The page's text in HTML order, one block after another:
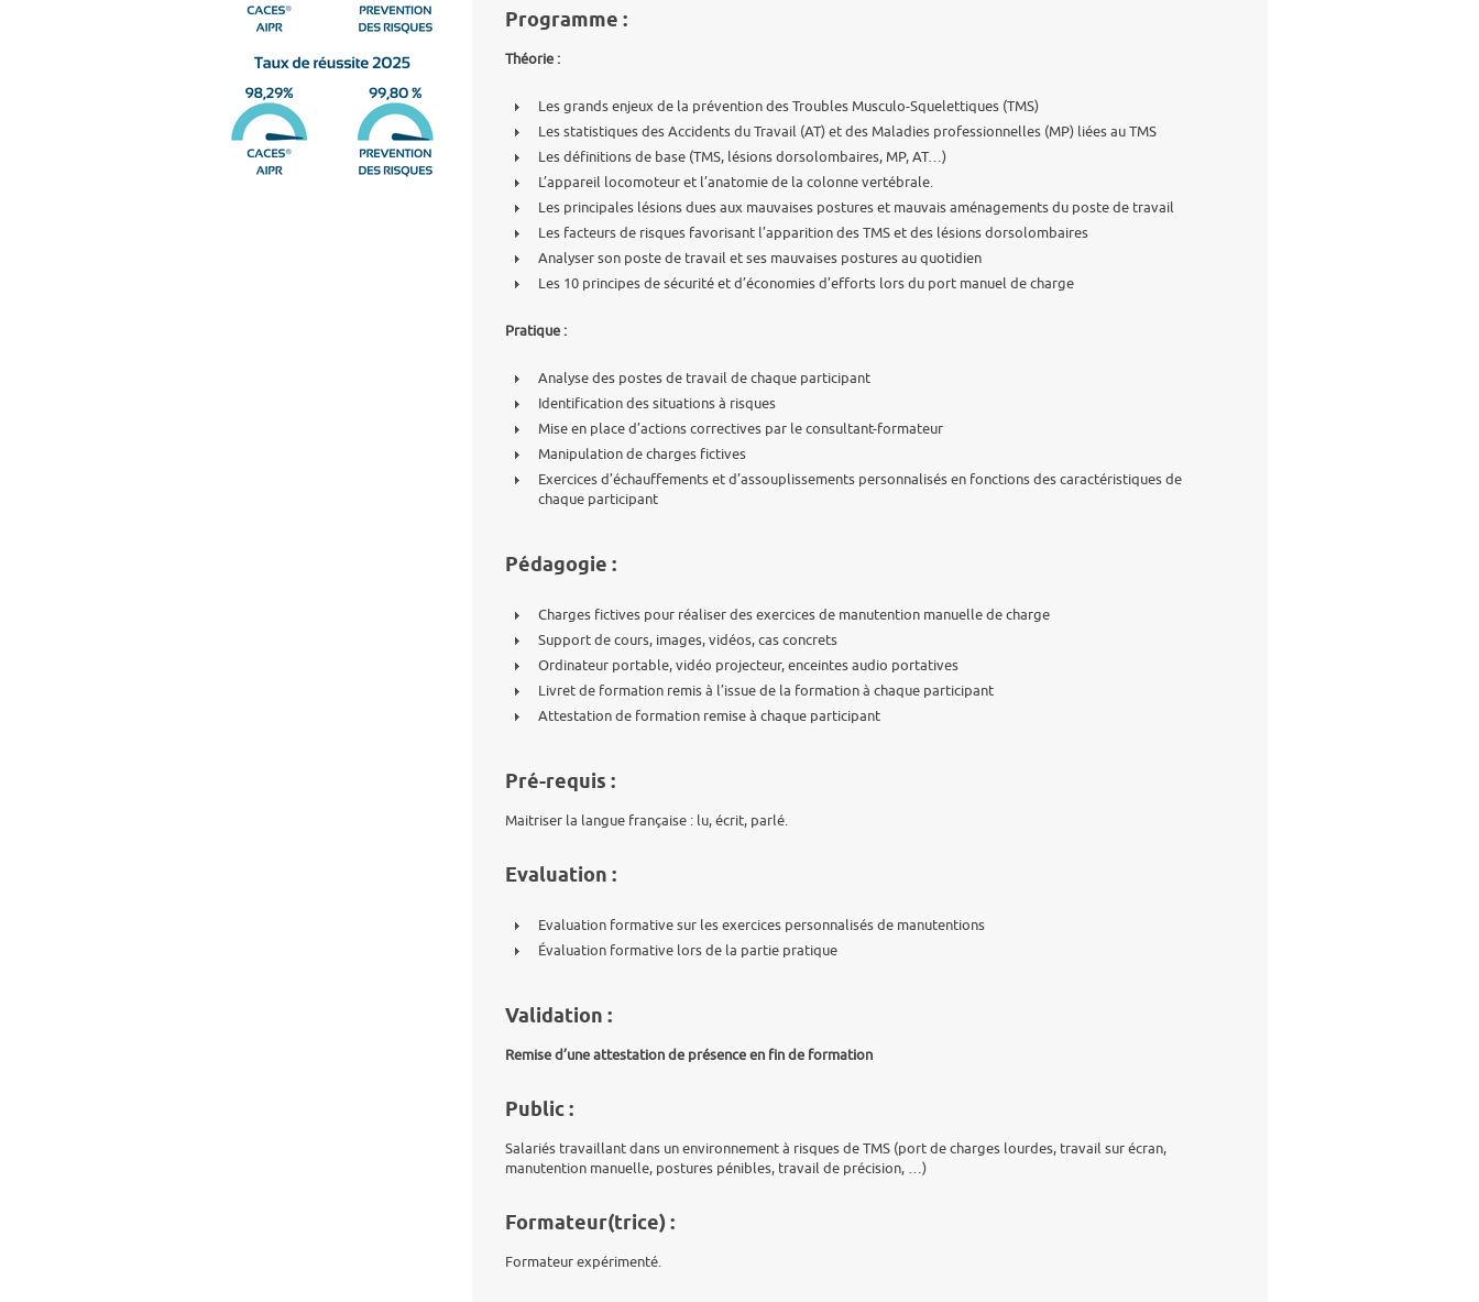
Programme :
Théorie :
Les grands enjeux de la prévention des Troubles Musculo-Squelettiques (TMS)
Les statistiques des Accidents du Travail (AT) et des Maladies professionnelles (MP) liées au TMS
Les définitions de base (TMS, lésions dorsolombaires, MP, AT…)
L’appareil locomoteur et l’anatomie de la colonne vertébrale.
Les principales lésions dues aux mauvaises postures et mauvais aménagements du poste de travail
Les facteurs de risques favorisant l’apparition des TMS et des lésions dorsolombaires
Analyser son poste de travail et ses mauvaises postures au quotidien
Les 10 principes de sécurité et d’économies d’efforts lors du port manuel de charge
Pratique :
Analyse des postes de travail de chaque participant
Identification des situations à risques
Mise en place d’actions correctives par le consultant-formateur
Manipulation de charges fictives
Exercices d’échauffements et d’assouplissements personnalisés en fonctions des caractéristiques de
chaque participant
Pédagogie :
Charges fictives pour réaliser des exercices de manutention manuelle de charge
Support de cours, images, vidéos, cas concrets
Ordinateur portable, vidéo projecteur, enceintes audio portatives
Livret de formation remis à l’issue de la formation à chaque participant
Attestation de formation remise à chaque participant
Pré-requis :
Maitriser la langue française : lu, écrit, parlé.
Evaluation :
Evaluation formative sur les exercices personnalisés de manutentions
Évaluation formative lors de la partie pratique
Validation :
Remise d’une attestation de présence en fin de formation
Public :
Salariés travaillant dans un environnement à risques de TMS (port de charges lourdes, travail sur écran,
manutention manuelle, postures pénibles, travail de précision, …)
Formateur(trice) :
Formateur expérimenté.